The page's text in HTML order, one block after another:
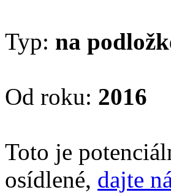
Typ: na
Od roku: 2016
Toto je
osídlené, dajte